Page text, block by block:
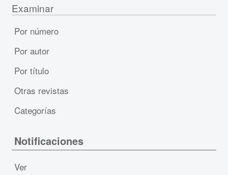
Examinar
Por número
Por autor
Por título
Otras revistas
Categorías
Notificaciones
Ver